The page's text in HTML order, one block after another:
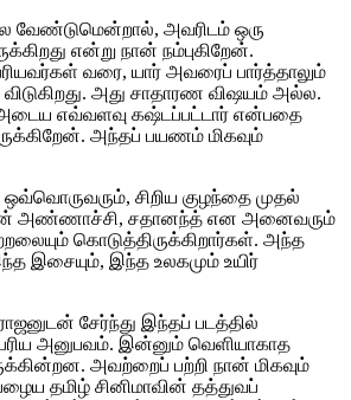
வேண்டுமென்றால், அவரிடம் ஒரு
என்று நான் நம்புகிறேன்.
வரை, யார் அவரைப் பார்த்தாலும்
விடுகிறது. அது சாதாரண விஷயம் அல்ல.
எவ்வளவு கஷ்டப்பட்டார் என்பதை
அந்தப் பயணம் மிகவும்
ஒவ்வொருவரும், சிறிய குழந்தை முதல்
அண்ணாச்சி, சதானந்த் என அனைவரும்
கொடுத்திருக்கிறார்கள். அந்த
இசையும், இந்த உலகமும் உயிர்
சேர்ந்து இந்தப் படத்தில்
அனுபவம். இன்னும் வெளியாகாத
அவற்றைப் பற்றி நான் மிகவும்
தமிழ் சினிமாவின் தத்துவப்